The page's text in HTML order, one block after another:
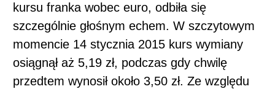
kursu franka wobec euro, odbiła się
szczególnie głośnym echem. W szczytowym
momencie 14 stycznia 2015 kurs wymiany
osiągnął aż 5,19 zł, podczas gdy chwilę
przedtem wynosił około 3,50 zł. Ze względu